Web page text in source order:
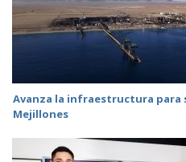
Avanza la infraestructura para
Mejillones